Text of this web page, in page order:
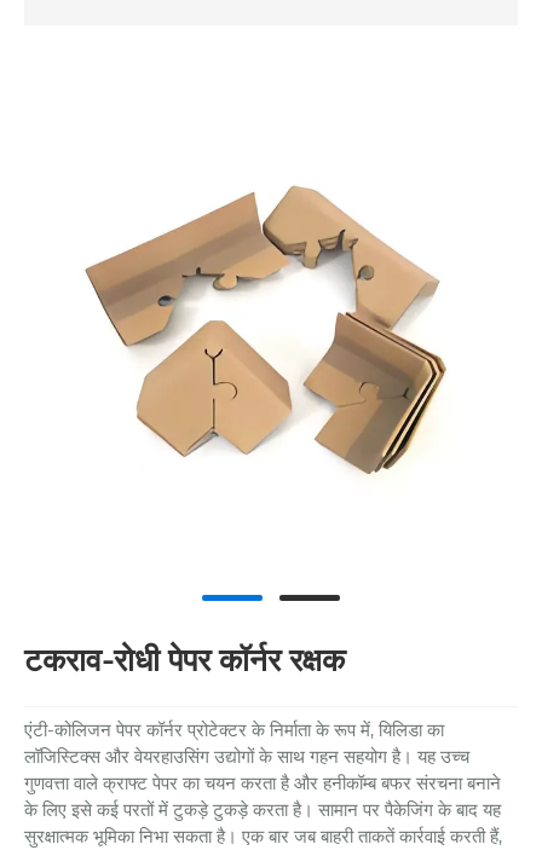
टकराव-रोधी पेपर कॉर्नर रक्षक
एंटी-कोलिजन पेपर कॉर्नर प्रोटेक्टर के निर्माता के रूप में, यिलिडा का
लॉजिस्टिक्स और वेयरहाउसिंग उद्योगों के साथ गहन सहयोग है। यह उच्च
गुणवत्ता वाले क्राफ्ट पेपर का चयन करता है और हनीकॉम्ब बफर संरचना बनाने
के लिए इसे कई परतों में टुकड़े टुकड़े करता है। सामान पर पैकेजिंग के बाद यह
सुरक्षात्मक भूमिका निभा सकता है। एक बार जब बाहरी ताकतें कार्रवाई करती हैं,